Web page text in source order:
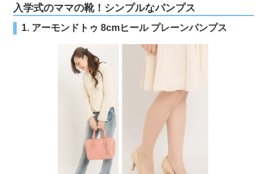
入学式のママの靴！シンプルなパンプス
1. アーモンドトゥ 8cmヒール プレーンパンプス